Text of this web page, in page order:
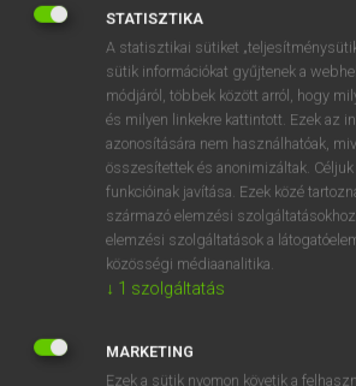
OOOOPS!
STATISZTIKA
A statisztikai sütiket
sütik információkat gyűjtenek a
módjáról, többek között arról, hogy
és milyen linkekre kattintott. Ezek az
azonosítására nem használhatóak,
összesítettek és anonimizáltak.
funkcióinak javítása. Ezek közé
származó elemzési
elemzési szolgáltatások a
közösségi médiaanalitika.
↓ 1 szolgáltatás
MARKETING
Ezek a sütik nyomon követik a